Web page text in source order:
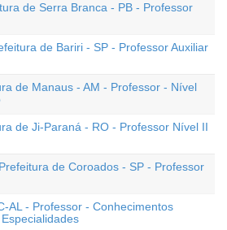
de Serra Branca - PB - Professor
de Bariri - SP - Professor Auxiliar
de Manaus - AM - Professor - Nível
de Ji-Paraná - RO - Professor Nível II
de Coroados - SP - Professor
AL - Professor - Conhecimentos